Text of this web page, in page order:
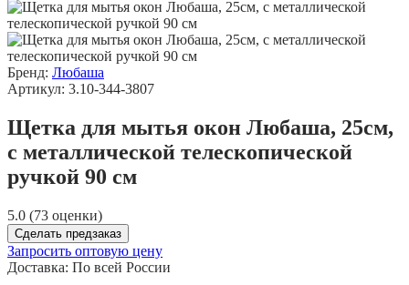
Бренд: Любаша
Артикул: 3.10-344-3807
Щетка для мытья окон Любаша, 25см,
с металлической телескопической
ручкой 90 см
5.0 (73 оценки)
Сделать предзаказ
Запросить оптовую цену
Доставка: По всей России